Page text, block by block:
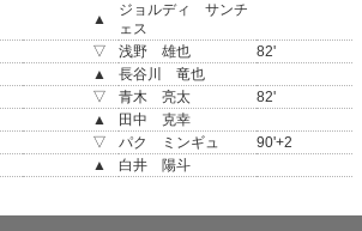
▲
ジョルディ サンチ
ェス
▽
浅野 雄也
82'
▲
長谷川 竜也
▽
青木 亮太
82'
▲
田中 克幸
▽
パク ミンギュ
90'+2
▲
白井 陽斗